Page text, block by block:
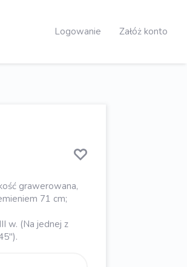
Logowanie Załóż konto
grawerowana,
71 cm;
w. (Na jednej z